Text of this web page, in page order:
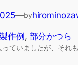
—by
作例, 部分かつら
ていましたが、それも